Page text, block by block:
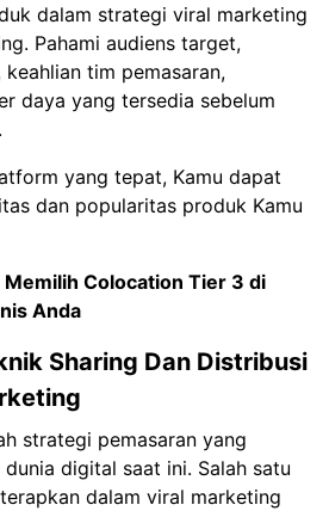
dalam strategi viral marketing
Pahami audiens target,
tim pemasaran,
daya yang tersedia sebelum
yang tepat, Kamu dapat
dan popularitas produk Kamu
Colocation Tier 3 di
Anda
Sharing Dan Distribusi
strategi pemasaran yang
digital saat ini. Salah satu
dalam viral marketing